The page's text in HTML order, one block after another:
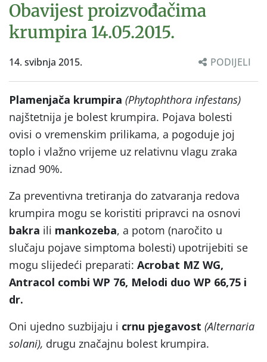
Obavijest proizvođačima
krumpira 14.05.2015.
14. svibnja 2015. PODIJELI
Plamenjača krumpira (Phytophthora infestans)
najštetnija je bolest krumpira. Pojava bolesti
ovisi o vremenskim prilikama, a pogoduje joj
toplo i vlažno vrijeme uz relativnu vlagu zraka
iznad 90%.
Za preventivna tretiranja do zatvaranja redova
krumpira mogu se koristiti pripravci na osnovi
bakra ili mankozeba, a potom (naročito u
slučaju pojave simptoma bolesti) upotrijebiti se
mogu slijedeći preparati: Acrobat MZ WG,
Antracol combi WP 76, Melodi duo WP 66,75 i
dr.
Oni ujedno suzbijaju i crnu pjegavost (Alternaria
solani), drugu značajnu bolest krumpira.